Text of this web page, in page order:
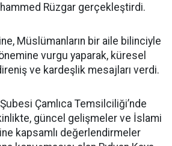
Rüzgar gerçekleştirdi.
Müslümanların bir aile bilinciyle
vurgu yaparak, küresel
ve kardeşlik mesajları verdi.
Çamlıca Temsilciliği’nde
güncel gelişmeler ve İslami
kapsamlı değerlendirmeler